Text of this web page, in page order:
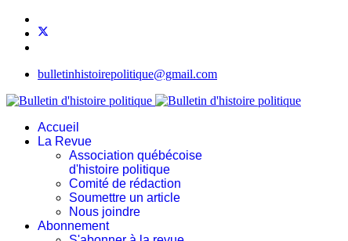
bulletinhistoirepolitique@gmail.com
Accueil
La Revue
Association québécoise
d'histoire politique
Comité de rédaction
Soumettre un article
Nous joindre
Abonnement